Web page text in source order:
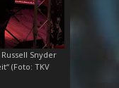
Snyder
(Foto: TKV